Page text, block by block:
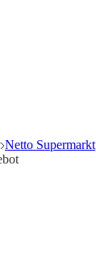
Netto Supermarkt